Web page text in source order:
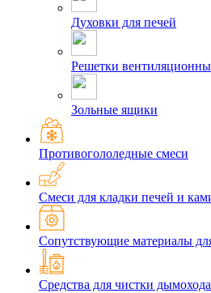
Духовки для печей
Решетки
Зольные ящики
Противогололедные смеси
Смеси для кладки печей и
Сопутствующие материалы
Средства для чистки